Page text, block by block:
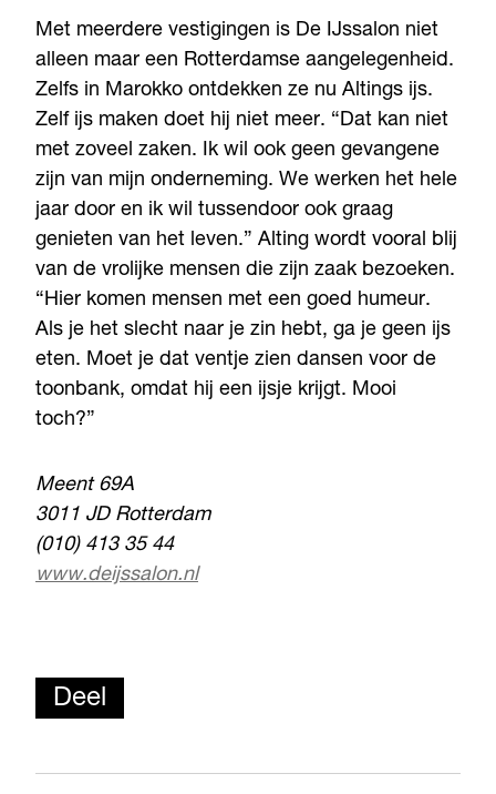
Met meerdere vestigingen is De IJssalon niet
alleen maar een Rotterdamse aangelegenheid.
Zelfs in Marokko ontdekken ze nu Altings ijs.
Zelf ijs maken doet hij niet meer. “Dat kan niet
met zoveel zaken. Ik wil ook geen gevangene
zijn van mijn onderneming. We werken het hele
jaar door en ik wil tussendoor ook graag
genieten van het leven.” Alting wordt vooral blij
van de vrolijke mensen die zijn zaak bezoeken.
“Hier komen mensen met een goed humeur.
Als je het slecht naar je zin hebt, ga je geen ijs
eten. Moet je dat ventje zien dansen voor de
toonbank, omdat hij een ijsje krijgt. Mooi
toch?”
Meent 69A
3011 JD Rotterdam
(010) 413 35 44
www.deijssalon.nl
Deel